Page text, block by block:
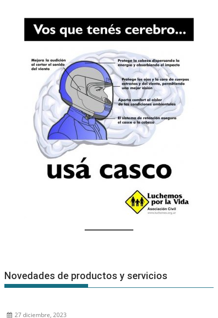
Novedades de productos y servicios
27 diciembre, 2023